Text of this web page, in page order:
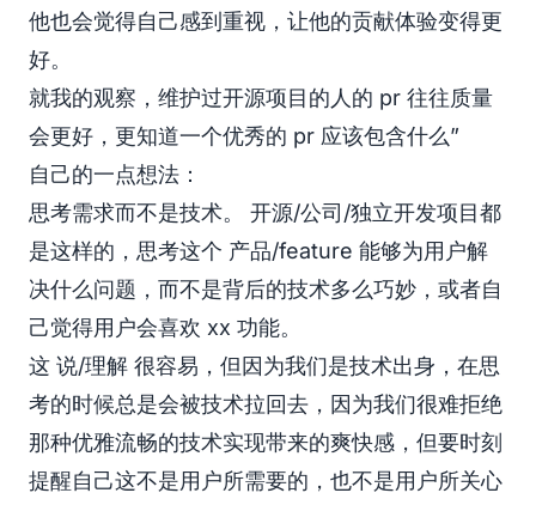
他也会觉得自己感到重视，让他的贡献体验变得更
好。
就我的观察，维护过开源项目的人的 pr 往往质量
会更好，更知道一个优秀的 pr 应该包含什么”
自己的一点想法：
思考需求而不是技术。 开源/公司/独立开发项目都
是这样的，思考这个 产品/feature 能够为用户解
决什么问题，而不是背后的技术多么巧妙，或者自
己觉得用户会喜欢 xx 功能。
这 说/理解 很容易，但因为我们是技术出身，在思
考的时候总是会被技术拉回去，因为我们很难拒绝
那种优雅流畅的技术实现带来的爽快感，但要时刻
提醒自己这不是用户所需要的，也不是用户所关心